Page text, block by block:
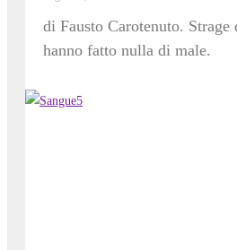
di Fausto Carotenuto.
hanno fatto nulla di male.